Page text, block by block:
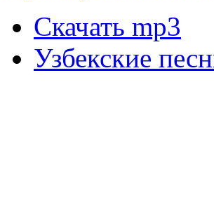
Скачать mp3
Узбекские